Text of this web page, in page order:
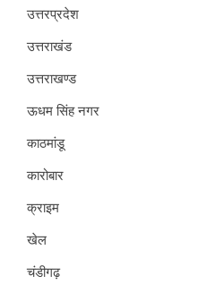
उत्तरप्रदेश
उत्तराखंड
उत्तराखण्ड
ऊधम सिंह नगर
काठमांडू
कारोबार
क्राइम
खेल
चंडीगढ़